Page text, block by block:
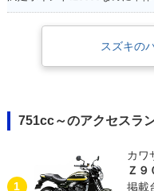
スズキの
751cc～のアクセスラ
1
カワ
Ｚ９
掲載